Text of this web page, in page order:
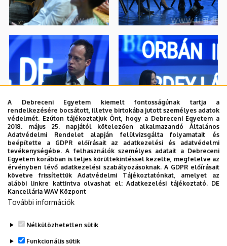
A Debreceni Egyetem kiemelt fontosságúnak tartja a
rendelkezésére bocsátott, illetve birtokába jutott személyes adatok
védelmét. Ezúton tájékoztatjuk Önt, hogy a Debreceni Egyetem a
2018. május 25. napjától kötelezően alkalmazandó Általános
Adatvédelmi Rendelet alapján felülvizsgálta folyamatait és
beépítette a GDPR előírásait az adatkezelési és adatvédelmi
tevékenységébe. A felhasználók személyes adatait a Debreceni
Egyetem korábban is teljes körültekintéssel kezelte, megfelelve az
érvényben lévő adatkezelési szabályozásoknak. A GDPR előírásait
követve frissítettük Adatvédelmi Tájékoztatónkat, amelyet az
alábbi linkre kattintva olvashat el:Adatkezelési tájékoztató. DE
Kancellária WAV Központ
További információk
Nélkülözhetetlen sütik
Funkcionális sütik